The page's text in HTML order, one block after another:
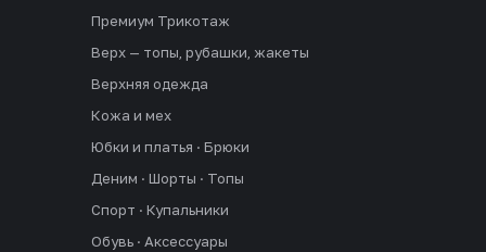
Премиум Трикотаж
Верх — топы, рубашки, жакеты
Верхняя одежда
Кожа и мех
Юбки и платья · Брюки
Деним · Шорты · Топы
Спорт · Купальники
Обувь · Аксессуары